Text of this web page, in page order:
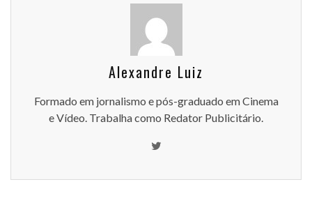
Alexandre Luiz
Formado em jornalismo e pós-graduado em Cinema
e Vídeo. Trabalha como Redator Publicitário.